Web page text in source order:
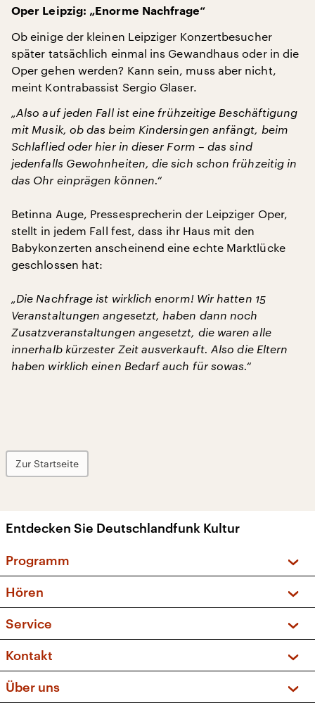
Oper Leipzig: „Enorme Nachfrage“
Ob einige der kleinen Leipziger Konzertbesucher
später tatsächlich einmal ins Gewandhaus oder in die
Oper gehen werden? Kann sein, muss aber nicht,
meint Kontrabassist Sergio Glaser.
„Also auf jeden Fall ist eine frühzeitige Beschäftigung
mit Musik, ob das beim Kindersingen anfängt, beim
Schlaflied oder hier in dieser Form – das sind
jedenfalls Gewohnheiten, die sich schon frühzeitig in
das Ohr einprägen können.“
Betinna Auge, Pressesprecherin der Leipziger Oper,
stellt in jedem Fall fest, dass ihr Haus mit den
Babykonzerten anscheinend eine echte Marktlücke
geschlossen hat:
„Die Nachfrage ist wirklich enorm! Wir hatten 15
Veranstaltungen angesetzt, haben dann noch
Zusatzveranstaltungen angesetzt, die waren alle
innerhalb kürzester Zeit ausverkauft. Also die Eltern
haben wirklich einen Bedarf auch für sowas.“
Zur Startseite
Entdecken Sie Deutschlandfunk Kultur
Programm
Sendungen und Podcasts
Musikliste
Kakadu – Das Kinderprogramm
Hören
Frequenzen (UKW + DAB+)
Service
FAQ
Apps
Newsletter
Kontakt
Social Media
Über uns